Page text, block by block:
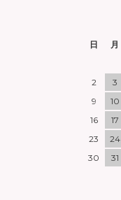
日
月
2
3
9
10
16
17
23
24
30
31